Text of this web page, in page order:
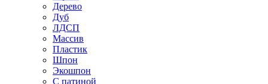
Дерево
Дуб
ЛДСП
Массив
Пластик
Шпон
Экошпон
С патиной